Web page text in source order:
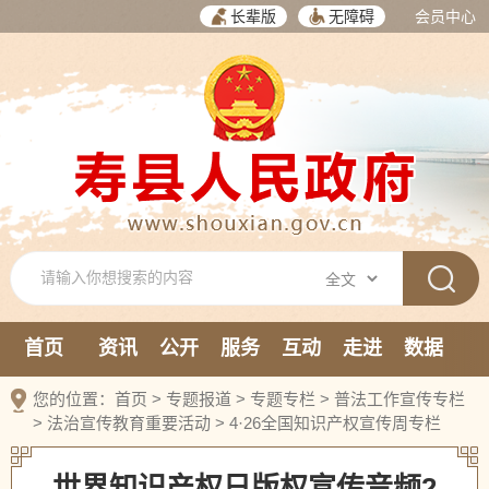
长辈版 无障碍 会员中心
首页 资讯 公开 服务 互动 走进
数据
新媒体
您的位置： 首页 > 专题报道 > 专题专栏 > 普法工作宣传专栏
> 法治宣传教育重要活动 > 4·26全国知识产权宣传周专栏